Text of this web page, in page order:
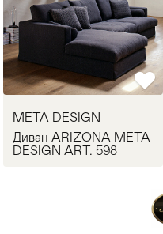
META DESIGN
Диван ARIZONA META
DESIGN ART. 598